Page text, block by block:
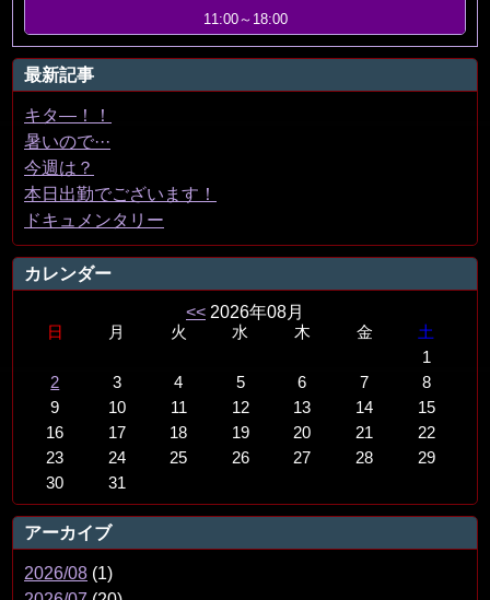
11:00～18:00
最新記事
キタ―！！
暑いので···
今週は？
本日出勤でございます！
ドキュメンタリー
カレンダー
<< 2026年08月
日 月 火 水 木 金
土
1
2
3 4 5 6 7
8
9
10 11 12 13 14
15
16
17 18 19 20 21
22
23
24 25 26 27 28
29
30
31
アーカイブ
2026/08 (1)